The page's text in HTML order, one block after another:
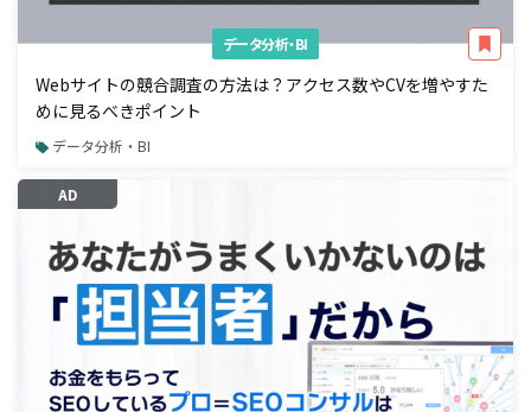
データ分析・BI
Webサイトの競合調査の方法は？アクセス数やCVを増やすた
めに見るべきポイント
データ分析・BI
AD